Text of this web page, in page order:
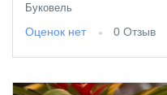
Буковель
Оценок нет 0 Отзыв